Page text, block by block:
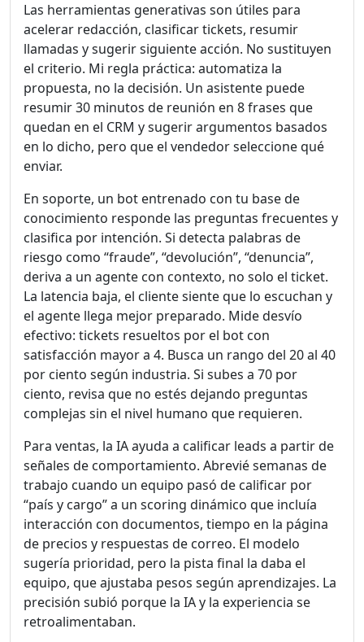
Las herramientas generativas son útiles para
acelerar redacción, clasificar tickets, resumir
llamadas y sugerir siguiente acción. No sustituyen
el criterio. Mi regla práctica: automatiza la
propuesta, no la decisión. Un asistente puede
resumir 30 minutos de reunión en 8 frases que
quedan en el CRM y sugerir argumentos basados
en lo dicho, pero que el vendedor seleccione qué
enviar.
En soporte, un bot entrenado con tu base de
conocimiento responde las preguntas frecuentes y
clasifica por intención. Si detecta palabras de
riesgo como “fraude”, “devolución”, “denuncia”,
deriva a un agente con contexto, no solo el ticket.
La latencia baja, el cliente siente que lo escuchan y
el agente llega mejor preparado. Mide desvío
efectivo: tickets resueltos por el bot con
satisfacción mayor a 4. Busca un rango del 20 al 40
por ciento según industria. Si subes a 70 por
ciento, revisa que no estés dejando preguntas
complejas sin el nivel humano que requieren.
Para ventas, la IA ayuda a calificar leads a partir de
señales de comportamiento. Abrevié semanas de
trabajo cuando un equipo pasó de calificar por
“país y cargo” a un scoring dinámico que incluía
interacción con documentos, tiempo en la página
de precios y respuestas de correo. El modelo
sugería prioridad, pero la pista final la daba el
equipo, que ajustaba pesos según aprendizajes. La
precisión subió porque la IA y la experiencia se
retroalimentaban.